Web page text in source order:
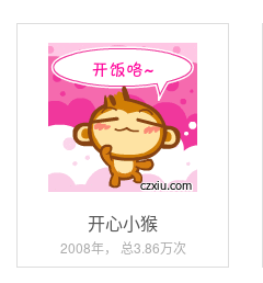
开心小猴
2008年， 总3.86万次